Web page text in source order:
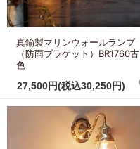
真鍮製マリンウォールランプ
（防雨ブラケット）BR1760古
色
27,500円(税込30,250円)